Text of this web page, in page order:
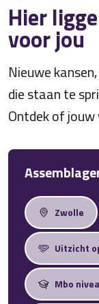
Hier
voor jou
Nieuwe
die staan te
Ontdek of
Zwolle
Uitzicht
Mbo